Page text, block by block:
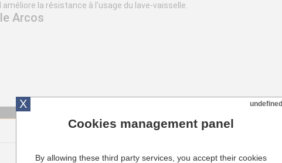
la résistance à l'usage du lave-vaisselle.
Arcos
X undefined
Cookies management panel
By allowing these third party services, you accept their cookies